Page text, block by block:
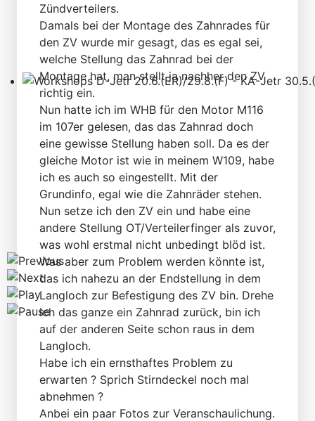
Workshops D-Jetr 20.6.(ER)/29.8.(F) - KA-Jetr
Zündverteilers.
Damals bei der Montage des Zahnrades für
den ZV wurde mir gesagt, das es egal sei,
welche Stellung das Zahnrad bei der
Montage hat, man stellt ja nachher den ZV
richtig ein.
Nun hatte ich im WHB für den Motor M116
im 107er gelesen, das das Zahnrad doch
eine gewisse Stellung haben soll. Da es der
gleiche Motor ist wie in meinem W109, habe
ich es auch so eingestellt. Mit der
Grundinfo, egal wie die Zahnräder stehen.
Nun setze ich den ZV ein und habe eine
andere Stellung OT/Verteilerfinger als zuvor,
was wohl erstmal nicht unbedingt blöd ist.
Was aber zum Problem werden könnte ist,
das ich nahezu an der Endstellung in dem
Langloch zur Befestigung des ZV bin. Drehe
ich das ganze ein Zahnrad zurück, bin ich
auf der anderen Seite schon raus in dem
Langloch.
Habe ich ein ernsthaftes Problem zu
erwarten ? Sprich Stirndeckel noch mal
abnehmen ?
Anbei ein paar Fotos zur Veranschaulichung.